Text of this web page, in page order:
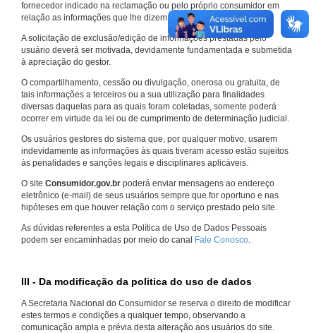
fornecedor indicado na reclamação ou pelo próprio consumidor em
relação as informações que lhe dizem respeito.
A solicitação de exclusão/edição de informações prestadas pelo
usuário deverá ser motivada, devidamente fundamentada e submetida
à apreciação do gestor.
O compartilhamento, cessão ou divulgação, onerosa ou gratuita, de
tais informações a terceiros ou a sua utilização para finalidades
diversas daquelas para as quais foram coletadas, somente poderá
ocorrer em virtude da lei ou de cumprimento de determinação judicial.
Os usuários gestores do sistema que, por qualquer motivo, usarem
indevidamente as informações às quais tiveram acesso estão sujeitos
às penalidades e sanções legais e disciplinares aplicáveis.
O site Consumidor.gov.br poderá enviar mensagens ao endereço
eletrônico (e-mail) de seus usuários sempre que for oportuno e nas
hipóteses em que houver relação com o serviço prestado pelo site.
As dúvidas referentes a esta Política de Uso de Dados Pessoais
podem ser encaminhadas por meio do canal Fale Conosco.
III - Da modificação da politica do uso de dados
A Secretaria Nacional do Consumidor se reserva o direito de modificar
estes termos e condições a qualquer tempo, observando a
comunicação ampla e prévia desta alteração aos usuários do site.